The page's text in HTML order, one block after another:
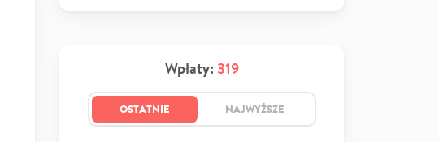
Wpłaty: 319
OSTATNIE NAJWYŻSZE